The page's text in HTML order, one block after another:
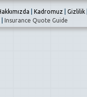
Kadromuz Gizlilik|
Insurance Quote Guide